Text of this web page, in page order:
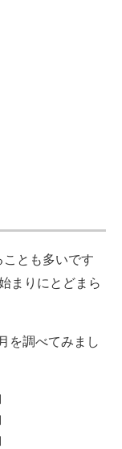
とも多いです
まりにとどまら
を調べてみまし